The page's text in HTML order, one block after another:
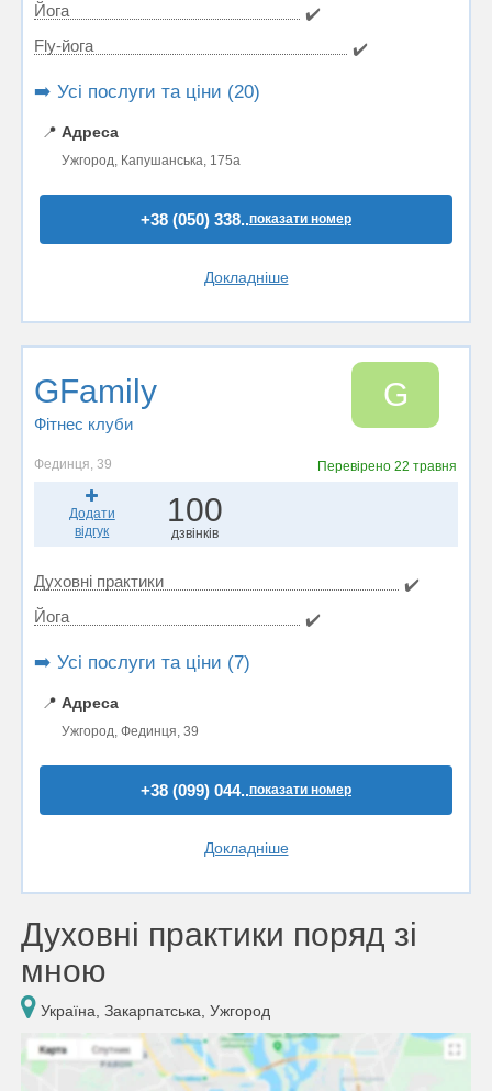
Йога
✔️
Fly-йога
✔️
➡️ Усі послуги та ціни (20)
📍 Адреса
Ужгород, Капушанська, 175а
+38 (050) 338..показати номер
Докладніше
GFamily
Фітнес клуби
G
Фединця, 39 Перевірено22 травня
Додати
відгук
100
дзвінків
Духовні практики
✔️
Йога
✔️
➡️ Усі послуги та ціни (7)
📍 Адреса
Ужгород, Фединця, 39
+38 (099) 044..показати номер
Докладніше
Духовні практики поряд зі
мною
Україна, Закарпатська, Ужгород